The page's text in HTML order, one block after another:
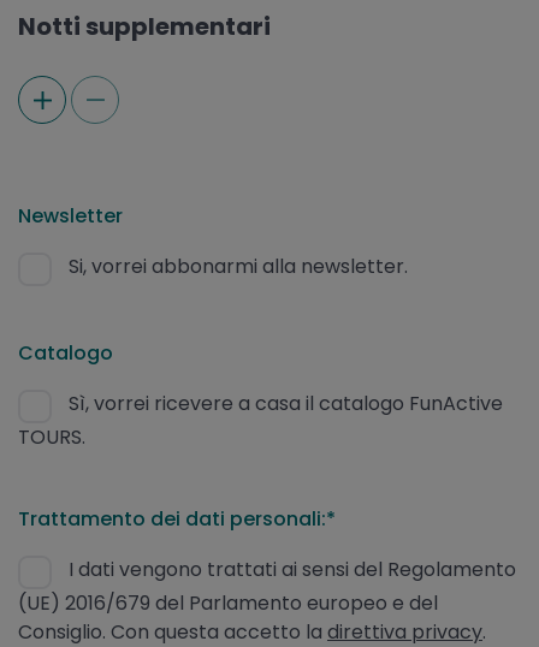
Notti supplementari
Newsletter
Si, vorrei abbonarmi alla newsletter.
Catalogo
Sì, vorrei ricevere a casa il catalogo FunActive
TOURS.
Trattamento dei dati personali:*
I dati vengono trattati ai sensi del Regolamento
(UE) 2016/679 del Parlamento europeo e del
Consiglio. Con questa accetto la direttiva privacy.